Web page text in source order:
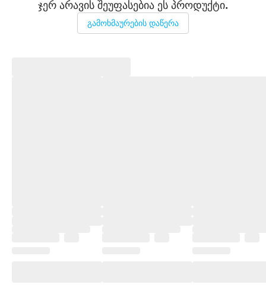
ჯერ არავის შეუფასებია ეს პროდუქტი.
გამოხმაურების დაწერა